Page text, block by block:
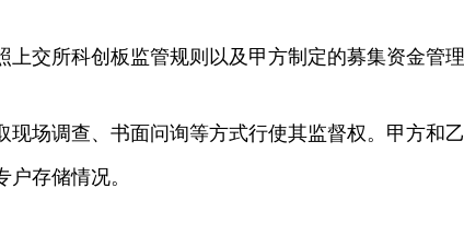
上交所科创板监管规则以及甲方制定的募集资金管
现场调查、书面问询等方式行使其监督权。甲方和
存储情况。